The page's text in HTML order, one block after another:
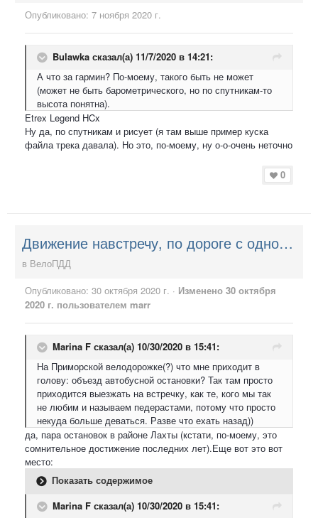
Опубликовано: 7 ноября 2020 г.
Bulawka сказал(а) 11/7/2020 в 14:21:
А что за гармин? По-моему, такого быть не может
(может не быть барометрического, но по спутникам-то
высота понятна).
Etrex Legend HCx
Ну да, по спутникам и рисует (я там выше пример куска
файла трека давала). Но это, по-моему, ну о-о-очень неточно
0
Движение навстречу, по дороге с односторонним движением - можно?
в ВелоПДД
Опубликовано: 30 октября 2020 г. · Изменено 30 октября
2020 г. пользователем marr
Marina F сказал(а) 10/30/2020 в 15:41:
На Приморской велодорожке(?) что мне приходит в
голову: объезд автобусной остановки? Так там просто
приходится выезжать на встречку, как те, кого мы так
не любим и называем педерастами, потому что просто
некуда больше деваться. Разве что ехать назад))
да, пара остановок в районе Лахты (кстати, по-моему, это
сомнительное достижение последних лет).Еще вот это вот
место:
Показать содержимое
Marina F сказал(а) 10/30/2020 в 15:41: